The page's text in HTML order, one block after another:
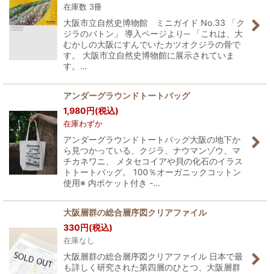
在庫数 3冊
大阪市立自然史博物館 ミニガイド No.33 「ク
ジラのバトン」 導入ページより─ 「これは、大
むかしの大阪にすんでいたカツオクジラの骨で
す。 大阪市立自然史博物館に展示されていま
す。…
アンダーグラウンドトートバッグ
1,980 円(税込)
在庫わずか
アンダーグラウンドトートバッグ大阪の地下か
ら見つかっている、クジラ、ナウマンゾウ、マ
チカネワニ、 メタセコイアや貝の化石のイラス
トトートバッグ。 100％オーガニックコットン
使用※ 内ポケット付き -…
大阪層群の総合層序図クリアファイル
330 円(税込)
在庫なし
大阪層群の総合層序図クリアファイル 日本で最
も詳しく研究された第四層のひとつ、大阪層群